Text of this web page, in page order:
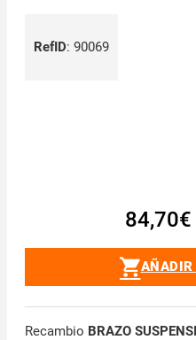
RefID: 90069
84,70€
AÑADIR
Recambio BRAZO